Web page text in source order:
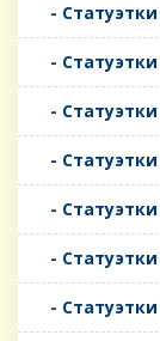
-
-
-
-
-
-
-